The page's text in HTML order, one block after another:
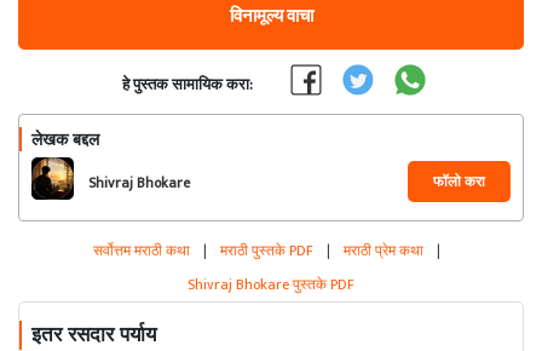
विनामूल्य वाचा
हे पुस्तक सामायिक करा:
लेखक बद्दल
Shivraj Bhokare फॉलो करा
सर्वोत्तम मराठी कथा | मराठी पुस्तके PDF | मराठी प्रेम कथा |
Shivraj Bhokare पुस्तके PDF
इतर रसदार पर्याय